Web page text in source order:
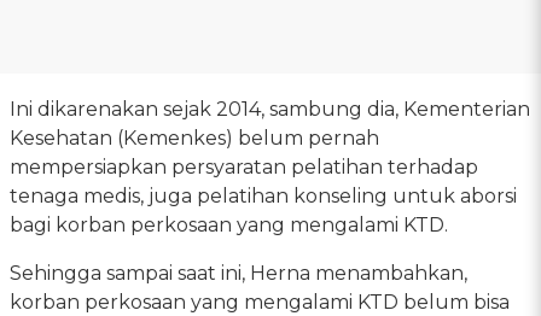
Ini dikarenakan sejak 2014, sambung dia, Kementerian
Kesehatan (Kemenkes) belum pernah
mempersiapkan persyaratan pelatihan terhadap
tenaga medis, juga pelatihan konseling untuk aborsi
bagi korban perkosaan yang mengalami KTD.
Sehingga sampai saat ini, Herna menambahkan,
korban perkosaan yang mengalami KTD belum bisa